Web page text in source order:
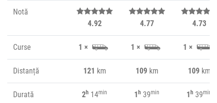
Notă
4.92
4.77 4.73
Curse 1 × 1 × 1 ×
Distanță 121 km 109km 109km
Durată 2h 14min 1 h 39min 1 h 39min